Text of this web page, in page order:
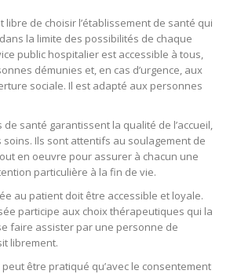
libre de choisir l’établissement de santé qui
la limite des possibilités de chaque
public hospitalier est accessible à tous,
démunies et, en cas d’urgence, aux
sociale. Il est adapté aux personnes
santé garantissent la qualité de l’accueil,
Ils sont attentifs au soulagement de
en oeuvre pour assurer à chacun une
particulière à la fin de vie.
au patient doit être accessible et loyale.
participe aux choix thérapeutiques qui la
faire assister par une personne de
librement.
être pratiqué qu’avec le consentement